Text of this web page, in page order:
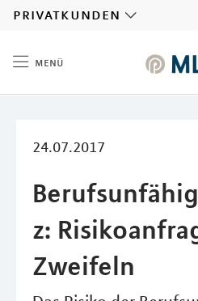
privatkunden
menü
24.07.2017
z:
Zweifeln